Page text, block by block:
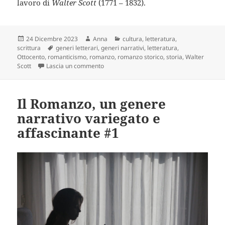
lavoro di Walter Scott (1771 – 1832).
Scritto
il
24 Dicembre 2023 Autore
Anna Categorie
cultura, letteratura,
scrittura
Tag
generi letterari,generi narrativi, letteratura,
Ottocento, romanticismo, romanzo, romanzo storico,storia,Walter
Scott
Lascia un commentosu Romanzo storico: genere romantico per
Il Romanzo, un genere
narrativo variegato e
affascinante #1